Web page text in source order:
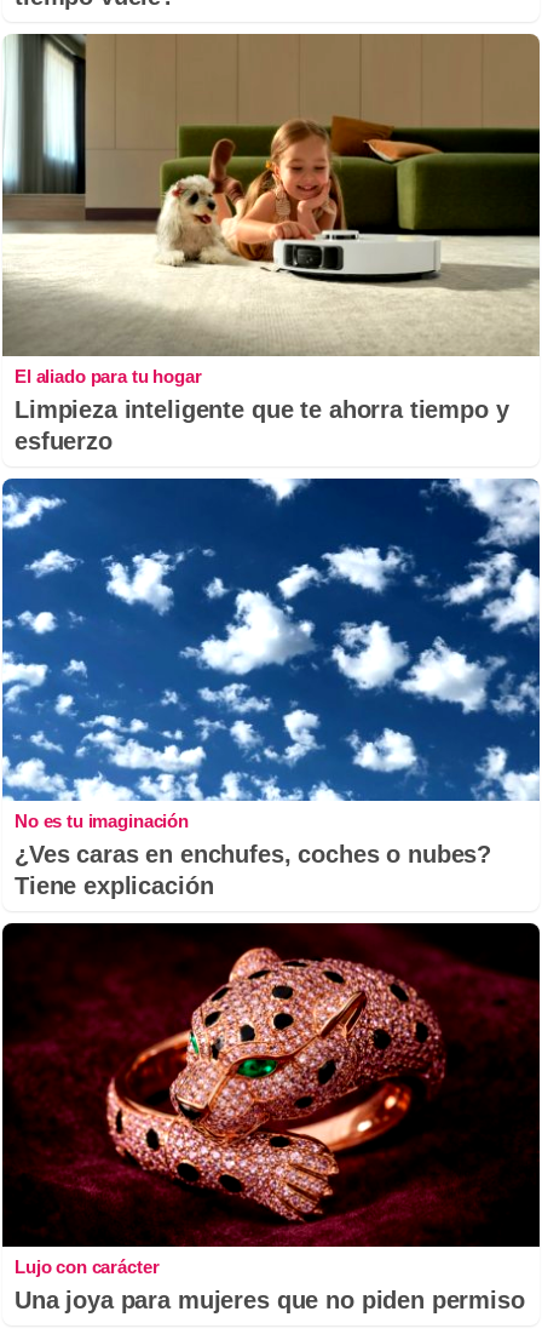
El aliado para tu hogar
Limpieza inteligente que te ahorra tiempo y
esfuerzo
No es tu imaginación
¿Ves caras en enchufes, coches o nubes?
Tiene explicación
Lujo con carácter
Una joya para mujeres que no piden permiso